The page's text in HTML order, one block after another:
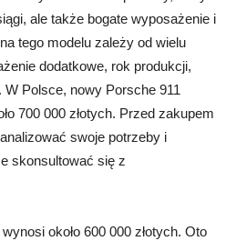
ale także bogate wyposażenie i
tego modelu zależy od wielu
dodatkowe, rok produkcji,
Polsce, nowy Porsche 911
700 000 złotych. Przed zakupem
swoje potrzeby i
skonsultować się z
około 600 000 złotych. Oto